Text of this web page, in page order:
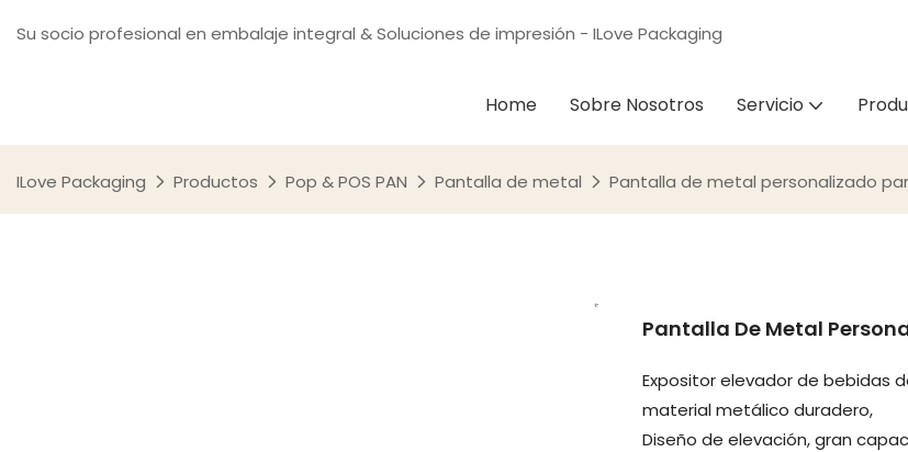
Su socio profesional en embalaje integral & Soluciones de impresión - ILove Packaging
Home Sobre Nosotros Servicio
ILove Packaging Productos Pop & POS PAN Pantalla de metal Pantalla de metal personalizado
Pantalla De Metal
Expositor elevador de bebidas
material metálico duradero,
Diseño de elevación, gran